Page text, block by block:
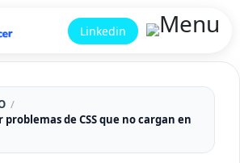
Linkedin
de CSS que no cargan en